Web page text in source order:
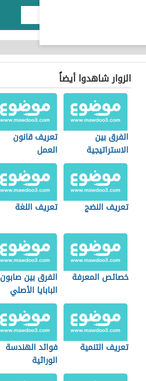
الزوار شاهدوا أيضاً
الفرق بين
الاستراتيجية
والجيوستراتيجية
تعريف قانون
العمل
تعريف النضج تعريف اللغة
خصائص المعرفة
الفرق بين صابون
البابايا الأصلي
والتقليد
تعريف التنمية
فوائد الهندسة
الوراثية